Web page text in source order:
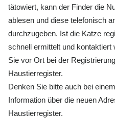
tätowiert, kann der Finder die
ablesen und diese telefonisch
durchzugeben. Ist die Katze
schnell ermittelt und
Sie vor Ort bei der
Haustierregister.
Denken Sie bitte auch bei
Information über die neuen
Haustierregister.